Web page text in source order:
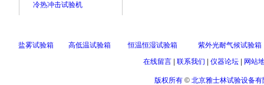
冷热冲击试验机
盐雾试验箱 高低温试验箱 恒温恒湿试验箱
紫外光耐气候试验箱
在线留言| 联系我们 仪器论坛| 网站
版权所有 © 北京雅士林试验设备有